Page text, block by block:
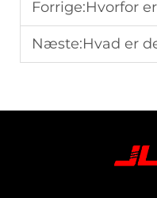
Forrige:Hvorfor er
Næste:Hvad er de vigtigste